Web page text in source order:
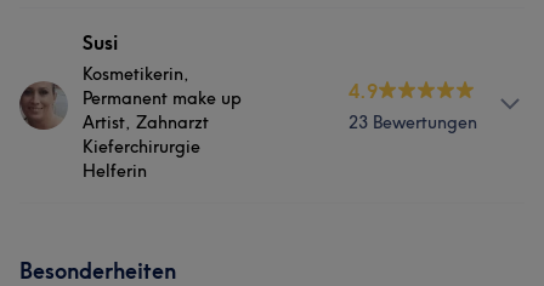
Services
Körper Gesicht
Portfolio
Susi
Kosmetikerin,
Permanent make up
Artist, Zahnarzt
Kieferchirurgie
Helferin
4.9
23 Bewertungen
Besonderheiten